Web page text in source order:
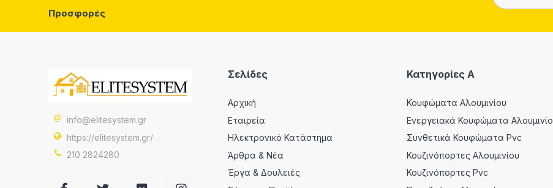
Προσφορές
info@elitesystem.gr
https://elitesystem.gr/
210 2824280
Σελίδες
Αρχική
Εταιρεία
Ηλεκτρονικό Κατάστημα
Άρθρα & Νέα
Έργα & Δουλειές
Κατηγορίες A
Κουφώματα Αλουμινίου
Ενεργειακά Κουφώματα
Συνθετικά Κουφώματα Pvc
Κουζινόπορτες Αλουμινίου
Κουζινόπορτες Pvc